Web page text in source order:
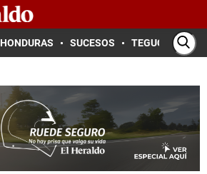
HONDURAS SUCESOS TEGUCIGALPA